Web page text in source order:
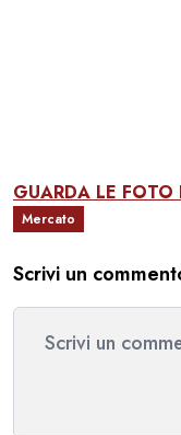
GUARDA LE
Mercato
Scrivi un